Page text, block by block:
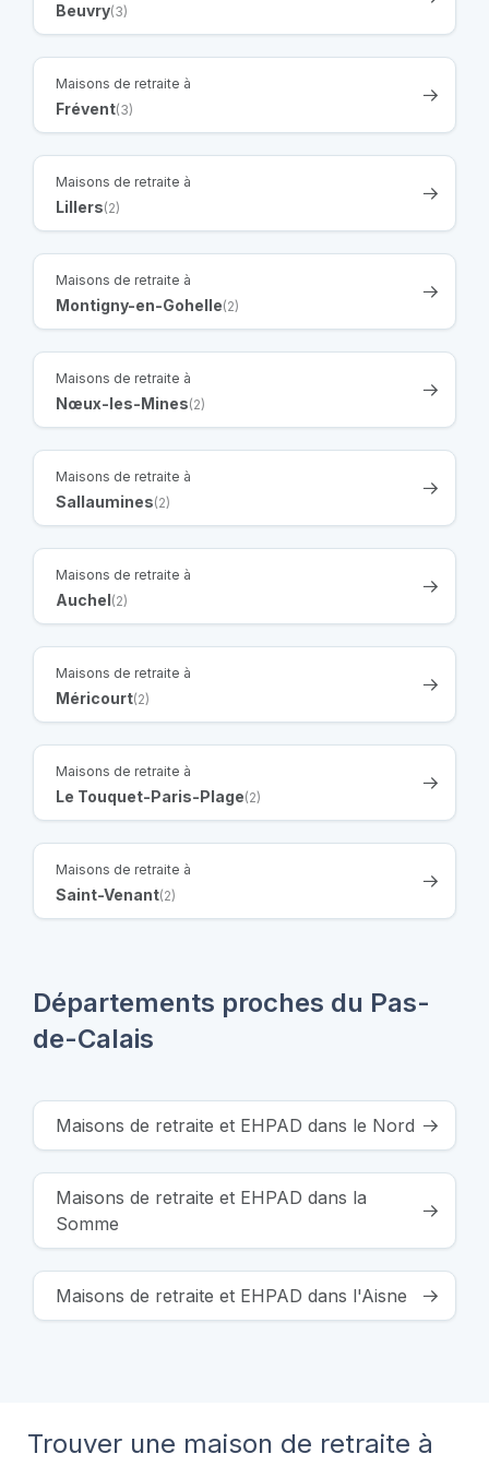
Beuvry(3)
Maisons de retraite à
Frévent(3)
Maisons de retraite à
Lillers(2)
Maisons de retraite à
Montigny-en-Gohelle(2)
Maisons de retraite à
Nœux-les-Mines(2)
Maisons de retraite à
Sallaumines(2)
Maisons de retraite à
Auchel(2)
Maisons de retraite à
Méricourt(2)
Maisons de retraite à
Le Touquet-Paris-Plage(2)
Maisons de retraite à
Saint-Venant(2)
Départements proches du Pas-
de-Calais
Maisons de retraite et EHPAD dans le Nord
Maisons de retraite et EHPAD dans la
Somme
Maisons de retraite et EHPAD dans l'Aisne
Trouver une maison de retraite à